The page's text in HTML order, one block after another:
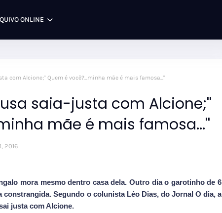
ONLINE
com Alcione;'' Quem é você?...minha mãe é mais famosa...''
saia-justa com Alcione;''
mãe é mais famosa...''
2016
mora mesmo dentro casa dela. Outro dia o garotinho de 6
constrangida. Segundo o colunista Léo Dias, do Jornal O dia, a
justa com Alcione.